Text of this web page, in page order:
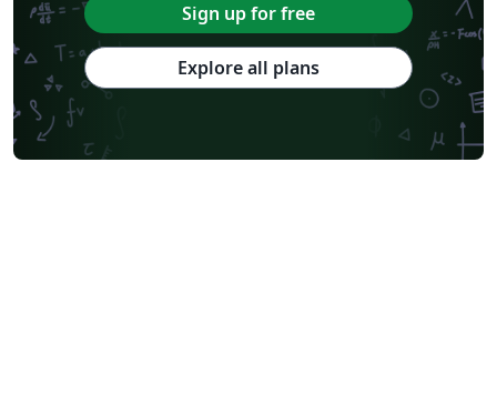
Sign up for free
Explore all plans